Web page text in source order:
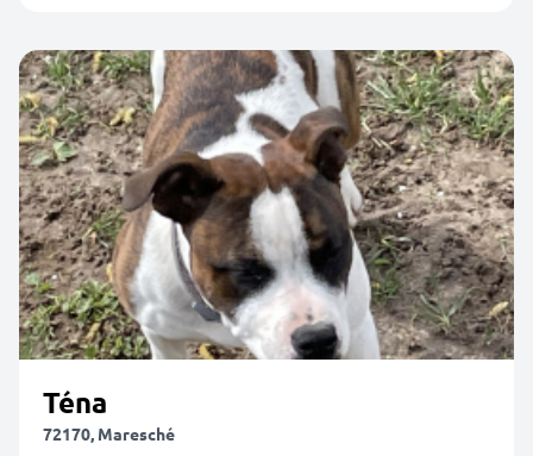
Téna
72170, Maresché